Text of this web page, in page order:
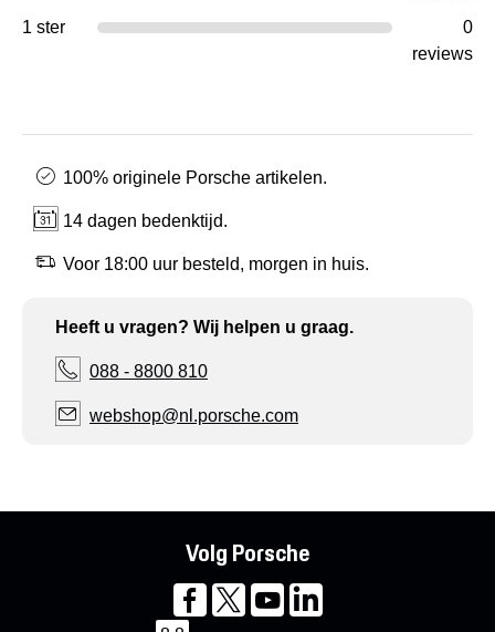
1 ster
0
reviews
100% originele Porsche artikelen.
14 dagen bedenktijd.
Voor 18:00 uur besteld, morgen in huis.
Heeft u vragen? Wij helpen u graag.
088 - 8800 810
webshop@nl.porsche.com
Volg Porsche